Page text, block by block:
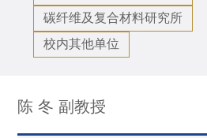
碳纤维及复合材料研究所
校内其他单位
陈 冬 副教授